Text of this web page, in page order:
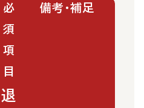
必
須
項
目
退
備考・補足